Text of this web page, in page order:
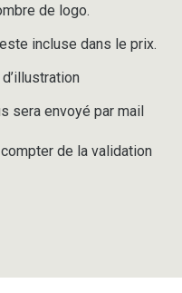
de logo.
incluse dans le prix.
sera envoyé par mail
de la validation